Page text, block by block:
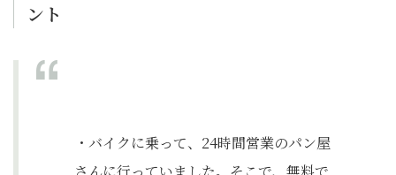
ント
・バイクに乗って、24時間営業のパン屋